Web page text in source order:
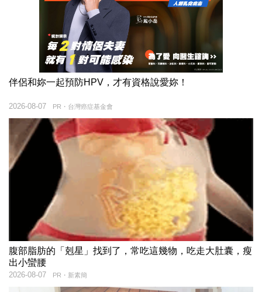
伴侶和妳一起預防HPV，才有資格說愛妳！
PR・台灣癌症基金會
2026-08-07
腹部脂肪的「剋星」找到了，常吃這幾物，吃走大肚囊，瘦
出小蠻腰
PR・新素簡
2026-08-07